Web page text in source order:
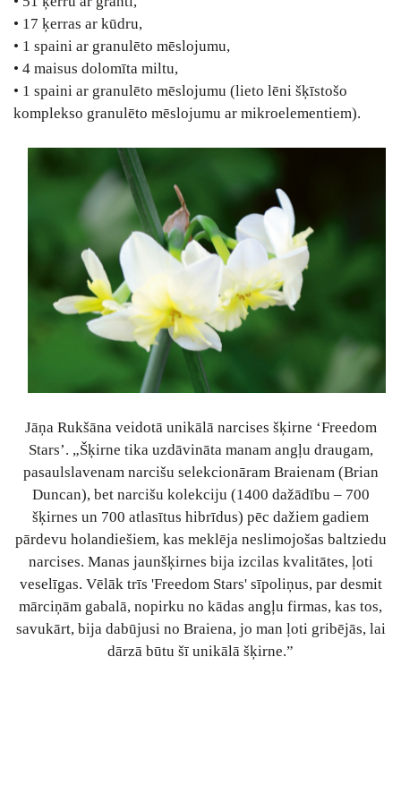
• 17 ķerras ar kūdru,
• 1 spaini ar granulēto mēslojumu,
• 4 maisus dolomīta miltu,
• 1 spaini ar granulēto mēslojumu (lieto lēni šķīstošo
komplekso granulēto mēslojumu ar mikroelementiem).
Jāņa Rukšāna veidotā unikālā narcises šķirne ‘Freedom
Stars’. „Šķirne tika uzdāvināta manam angļu draugam,
pasaulslavenam narcišu selekcionāram Braienam (Brian
Duncan), bet narcišu kolekciju (1400 dažādību – 700
šķirnes un 700 atlasītus hibrīdus) pēc dažiem gadiem
pārdevu holandiešiem, kas meklēja neslimojošas baltziedu
narcises. Manas jaunšķirnes bija izcilas kvalitātes, ļoti
veselīgas. Vēlāk trīs 'Freedom Stars' sīpoliņus, par desmit
mārciņām gabalā, nopirku no kādas angļu firmas, kas tos,
savukārt, bija dabūjusi no Braiena, jo man ļoti gribējās, lai
dārzā būtu šī unikālā šķirne.”